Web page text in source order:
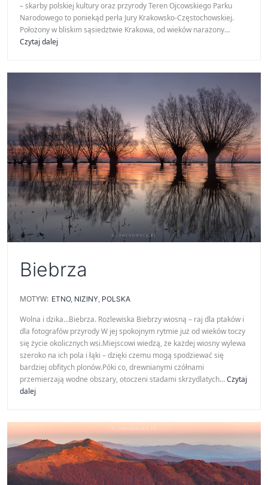
– skarby polskiej kultury oraz przyrody Teren Ojcowskiego Parku
Narodowego to poniekąd perła Jury Krakowsko-Częstochowskiej.
Położony w bliskim sąsiedztwie Krakowa, od wieków narażony…
Czytaj dalej
Biebrza
MOTYW: ETNO, NIZINY, POLSKA
Wolna i dzika…Biebrza. Rozlewiska Biebrzy wiosną – raj dla ptaków i
dla fotografów przyrody W jej spokojnym rytmie już od wieków toczy
się życie okolicznych wsi.Miejscowi wiedzą, że każdej wiosny wylewa
szeroko na ich pola i łąki – dzięki czemu mogą spodziewać się
bardziej obfitych plonów.Póki co, drewnianymi czółnami
przemierzają wodne obszary, otoczeni stadami skrzydlatych…Czytaj
dalej